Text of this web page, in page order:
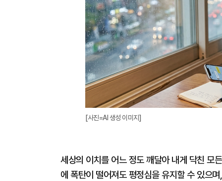
[사진=AI 생성 이미지]
세상의 이치를 어느 정도 깨달아 내게 닥친 모
에 폭탄이 떨어져도 평정심을 유지할 수 있으